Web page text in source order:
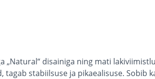
disainiga ning mati
stabiilsuse ja pikaealisuse.